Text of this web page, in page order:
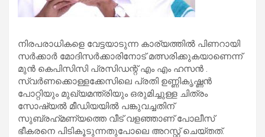
നിരപരാധികളെ വേട്ടയാടുന്ന കാര്യത്തില്‍ പിണറായി
സര്‍ക്കാര്‍ മോദിസര്‍ക്കാരിനോട് മത്സരിക്കുകയാണെന്ന്
മുൻ കെപിസിസി പ്രസിഡന്റ് എം എം ഹസൻ .
സ്വര്‍ണക്കൊള്ളക്കേസിലെ പ്രതി ഉണ്ണികൃഷ്ണന്‍
പോറ്റിയും മുഖ്യമന്ത്രിയും ഒരുമിച്ചുള്ള ചിത്രം
സോഷ്യല്‍ മീഡിയയില്‍ പങ്കുവച്ചതിന്
സുബ്രഹ്‌മണ്യത്തെ വീട് വളഞ്ഞാണ് പോലീസ്
ഭീകരനെ പിടികൂടുന്നതുപോലെ അറസ്റ്റ് ചെയ്തത്.